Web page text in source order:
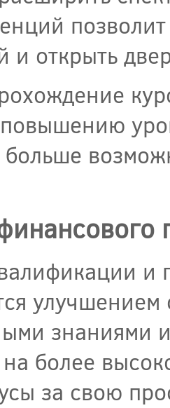
и открыть
повышению
больше
и
знаниями
на более
за свою